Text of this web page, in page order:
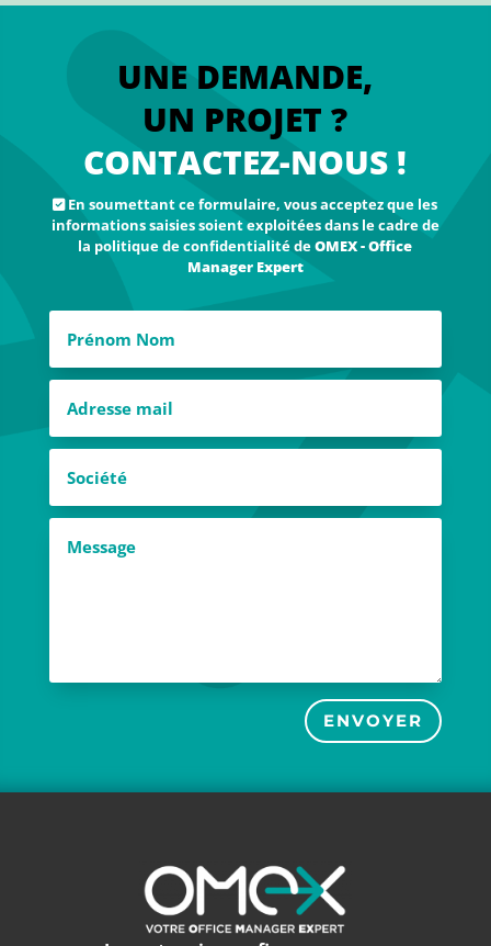
UNE DEMANDE,
UN PROJET ?
CONTACTEZ-NOUS !
En soumettant ce formulaire, vous acceptez que les
informations saisies soient exploitées dans le cadre de
la politique de confidentialité deOMEX - Office
Manager Expert
ENVOYER